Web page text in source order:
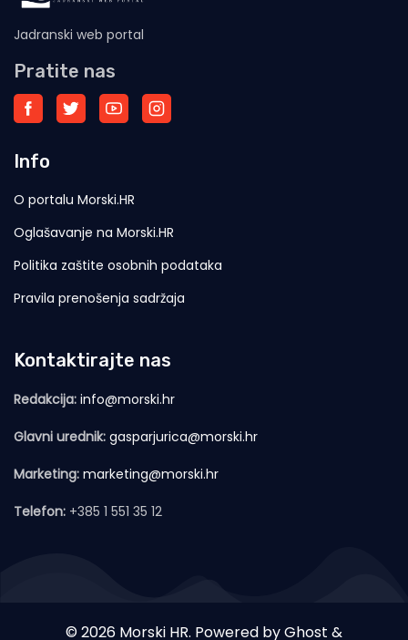
Jadranski web portal
Pratite nas
Info
O portalu Morski.HR
Oglašavanje na Morski.HR
Politika zaštite osobnih podataka
Pravila prenošenja sadržaja
Kontaktirajte nas
Redakcija: info@morski.hr
Glavni urednik: gasparjurica@morski.hr
Marketing: marketing@morski.hr
Telefon: +385 1 551 35 12
© 2026 Morski HR. Powered byGhost &